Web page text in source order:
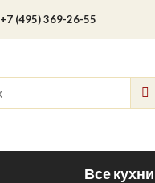
+7 (495) 369-26-55
Все кухни